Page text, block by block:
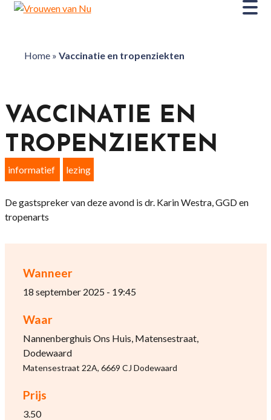
Home» Vaccinatie en tropenziekten
Wanneer
18 september 2025 - 19:45
Waar
Nannenberghuis Ons Huis, Matensestraat,
Dodewaard
Matensestraat 22A, 6669 CJ Dodewaard
Prijs
3.50
VACCINATIE EN
TROPENZIEKTEN
informatief lezing
De gastspreker van deze avond is dr. Karin Westra, GGD en
tropenarts